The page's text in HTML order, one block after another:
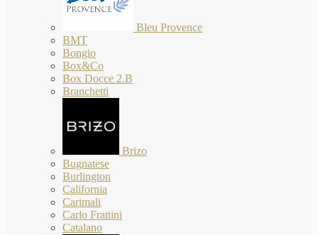
Bleu Provence
BMT
Bongio
Box&Co
Box Docce 2.B
Branchetti
Brizo
Bugnatese
Burlington
California
Carimali
Carlo Frattini
Catalano